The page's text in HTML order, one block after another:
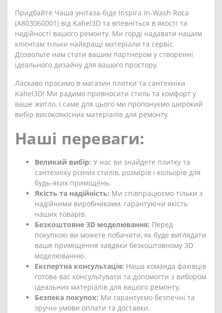
Придбайте Чаша унітаза-біде Inspira In-Wash Roca
(A803060001) від Kahel3D та впевніться в якості та
надійності вашого ремонту. Ми горді надавати нашим
клієнтам тільки найкращі матеріали та сервіс.
Дозвольте нам стати вашим партнером у створенні
ідеального дизайну для вашого простору.
Ласкаво просимо в магазин плитки та сантехніки
Kahel3D! Ми радимо привносити стиль та комфорт у
ваше житло, і саме для цього ми пропонуємо широкий
вибір високоякісних матеріалів для ремонту.
Наші переваги:
Великий вибір: У нас ви знайдете плитку та
сантехніку різних стилів, розмірів і кольорів для
будь-яких приміщень.
Якість та надійність: Ми співпрацюємо тільки з
надійними виробниками, гарантуючи якість
наших товарів.
Безкоштовне 3D моделювання: Перед
покупкою ви можете побачити, як буде виглядати
ваше приміщення завдяки безкоштовному 3D
моделюванню.
Експертна консультація: Наша команда фахівців
готова вас консультувати та допомогти з вибором
ідеальних матеріалів для вашого ремонту.
Безпека покупок: Ми гарантуємо безпечні та
зручні умови оплати та доставки.